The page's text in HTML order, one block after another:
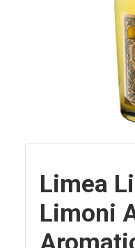
Limea
Limoni